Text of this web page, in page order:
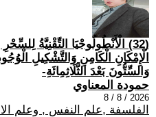
(32) الْأَنْطُولُوجْيَا التِّقْنِيَّةُ
الْإِمْكَانِ الْكَامِنِ وَالتَّشْكِيلِ
وَالسِّتُّونَ بَعْدَ الثَّلَاثِمِائَةِ-
حمودة المعناوي
2026 / 8 / 8
الفلسفة ,علم النفس , وعلم